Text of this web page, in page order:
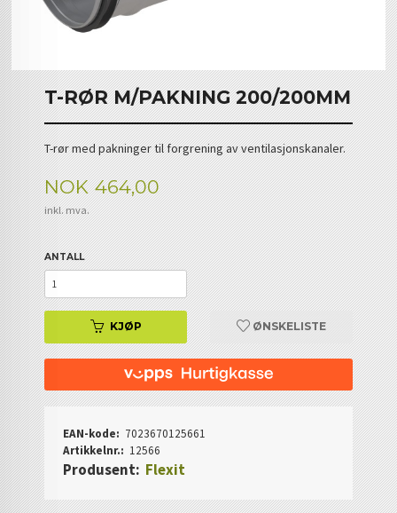
T-RØR M/PAKNING 200/200MM
T-rør med pakninger til forgrening av ventilasjonskanaler.
Pris
NOK 464,00
inkl. mva.
ANTALL
KJØP ØNSKELISTE
EAN-kode: 7023670125661
Artikkelnr.: 12566
Produsent: Flexit